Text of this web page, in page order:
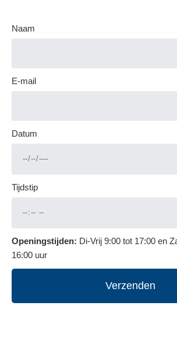
Naam
E-mail
Datum
Tijdstip
Openingstijden: Di-Vrij 9:00 tot 17:00 en
16:00 uur
Verzenden